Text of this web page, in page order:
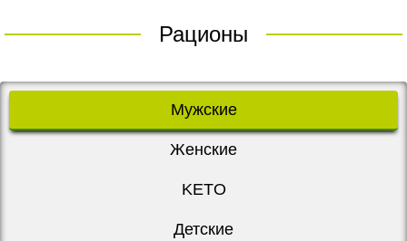
Рационы
Мужские
Женские
KETO
Детские